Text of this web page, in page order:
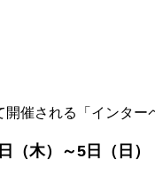
催される「インター
（木）～5日（日）